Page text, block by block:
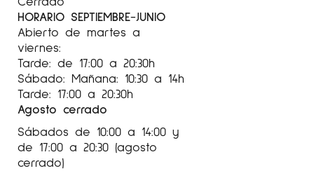
HORARIO SEPTIEMBRE-JUNIO
Abierto de martes a
viernes:
Tarde: de 17:00 a 20:30h
Sábado: Mañana: 10:30 a 14h
Tarde: 17:00 a 20:30h
Agosto cerrado
Sábados de 10:00 a 14:00 y
de 17:00 a 20:30 (agosto
cerrado)